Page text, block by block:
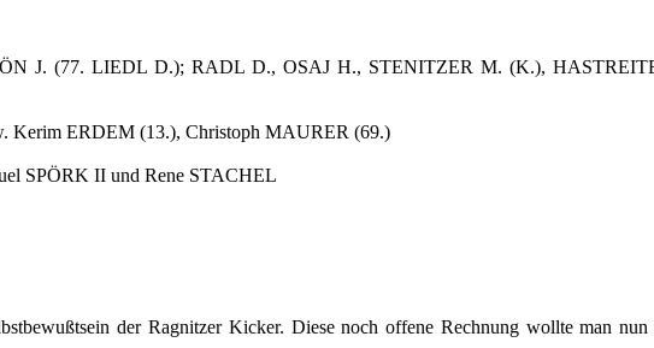
J. (77. LIEDL D.); RADL D., OSAJ H., STENITZER M. (K.),
Kerim ERDEM (13.), Christoph MAURER (69.)
SPÖRK II und Rene STACHEL
der Ragnitzer Kicker. Diese noch offene Rechnung wollte man